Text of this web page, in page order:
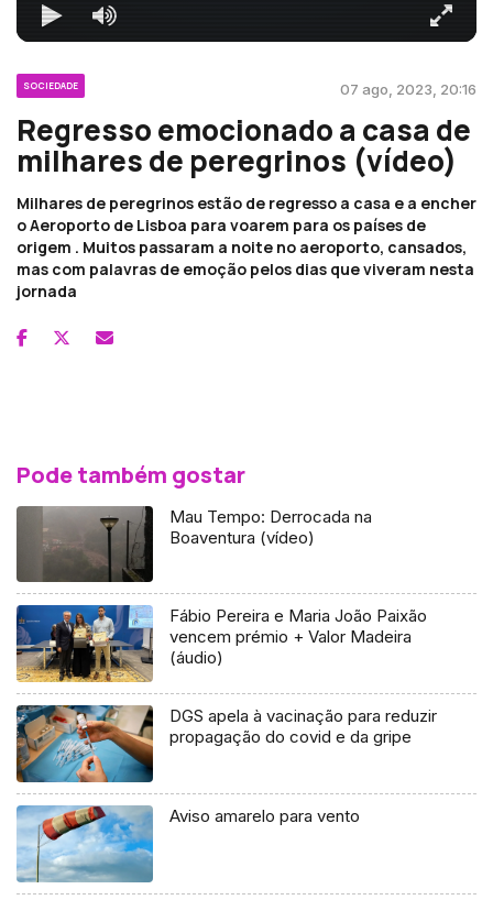
SOCIEDADE 07 ago, 2023, 20:16
Regresso emocionado a casa de
milhares de peregrinos (vídeo)
Milhares de peregrinos estão de regresso a casa e a encher
o Aeroporto de Lisboa para voarem para os países de
origem . Muitos passaram a noite no aeroporto, cansados,
mas com palavras de emoção pelos dias que viveram nesta
jornada
Pode também gostar
Mau Tempo: Derrocada na
Boaventura (vídeo)
Fábio Pereira e Maria João Paixão
vencem prémio + Valor Madeira
(áudio)
DGS apela à vacinação para reduzir
propagação do covid e da gripe
Aviso amarelo para vento